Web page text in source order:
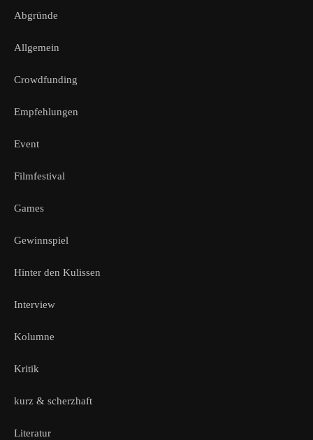
Abgründe
Allgemein
Crowdfunding
Empfehlungen
Event
Filmfestival
Games
Gewinnspiel
Hinter den Kulissen
Interview
Kolumne
Kritik
kurz & scherzhaft
Literatur